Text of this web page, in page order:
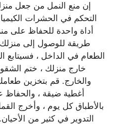
إن منع النمل من جعل
التحكم في الحشرات
أداة واحدة للحفاظ على
طريقة للوصول إلى
الطعام في الداخل ، فسيتابع
خارج منزلك ، ختم
والخارج. قم بتخزين
أغطية ضيقة ،
بالأطباق كل يوم ، وأخرج
التدوير في كثير من